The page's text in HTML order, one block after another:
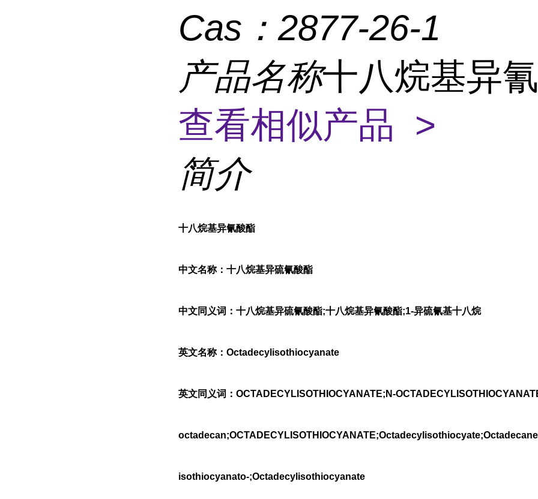
Cas： 2877-26-1
产品名称十八烷基异
查看相似产品 >
简介
十八烷基异氰酸酯
中文名称：十八烷基异硫氰酸酯
中文同义词：十八烷基异硫氰酸酯;十八烷基异氰酸酯;1-异硫氰基十八烷
英文名称：Octadecylisothiocyanate
英文同义词：OCTADECYLISOTHIOCYANATE;N-
isothiocyanato-;Octadecylisothiocyanate